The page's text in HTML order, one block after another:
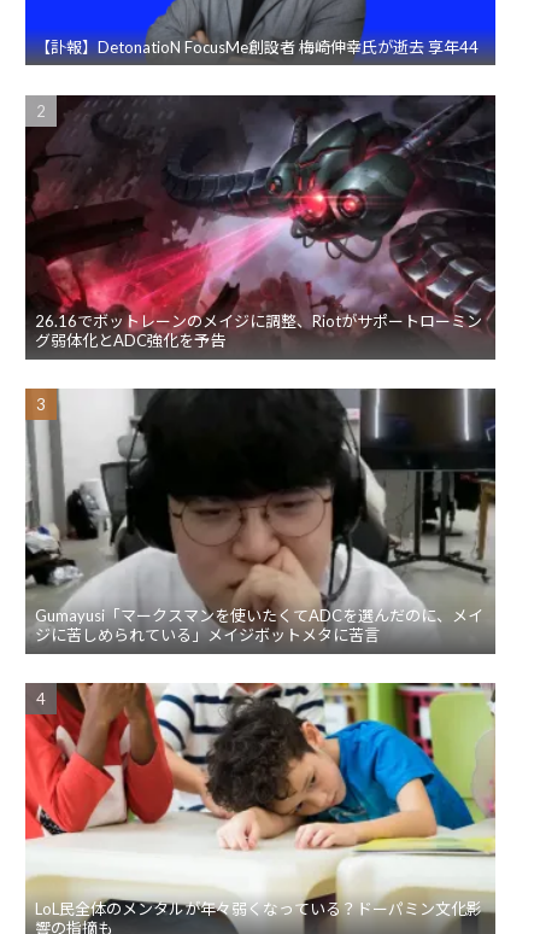
【訃報】DetonatioN FocusMe創設者 梅崎伸幸氏が逝去 享年44
26.16でボットレーンのメイジに調整、Riotがサポートローミン
グ弱体化とADC強化を予告
Gumayusi「マークスマンを使いたくてADCを選んだのに、メイ
ジに苦しめられている」メイジボットメタに苦言
LoL民全体のメンタルが年々弱くなっている？ドーパミン文化影
響の指摘も